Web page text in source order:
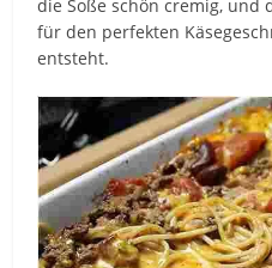
die Soße schön cremig, und
für den perfekten
entsteht.